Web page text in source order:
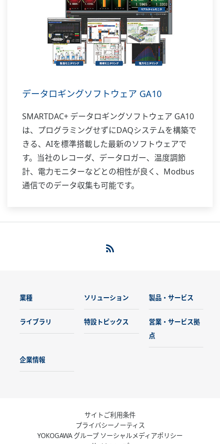
データロギングソフトウェア GA10
SMARTDAC+ データロギングソフトウェア GA10
は、プログラミングせずにDAQシステムを構築で
きる、AIを標準搭載した最新のソフトウェアで
す。当社のレコーダ、データロガー、温度調節
計、電力モニターなどとの相性が良く、Modbus
通信でのデータ収集も可能です。
業種 ソリューション 製品・サービス
ライブラリ 特設トピックス
営業・サービス拠
点
企業情報
サイトご利用条件
プライバシーノーティス
YOKOGAWA グループ ソーシャルメディアポリシー